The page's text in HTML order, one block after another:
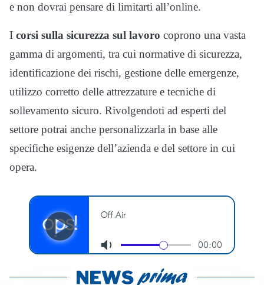
e non dovrai pensare di limitarti all’online.
I corsi sulla sicurezza sul lavoro coprono una vasta
gamma di argomenti, tra cui normative di sicurezza,
identificazione dei rischi, gestione delle emergenze,
utilizzo corretto delle attrezzature e tecniche di
sollevamento sicuro. Rivolgendoti ad esperti del
settore potrai anche personalizzarla in base alle
specifiche esigenze dell’azienda e del settore in cui
opera.